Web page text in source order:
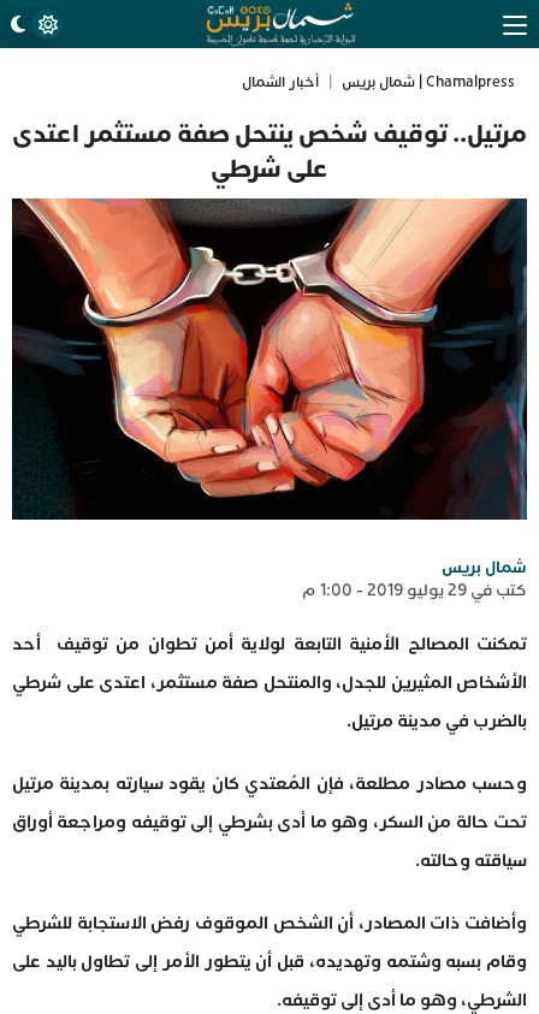
Chamalpress | شمال بريس أخبار الشمال
مرتيل.. توقيف شخص ينتحل صفة مستثمر اعتدى
على شرطي
شمال بريس
كتب في 29 يوليو 2019 - 1:00 م
تمكنت المصالح الأمنية التابعة لولاية أمن تطوان من توقيف أحد
الأشخاص المثيرين للجدل، والمنتحل صفة مستثمر، اعتدى على شرطي
بالضرب في مدينة مرتيل.
وحسب مصادر مطلعة، فإن المُعتدي كان يقود سيارته بمدينة مرتيل
تحت حالة من السكر، وهو ما أدى بشرطي إلى توقيفه ومراجعة أوراق
سياقته وحالته.
وأضافت ذات المصادر، أن الشخص الموقوف رفض الاستجابة للشرطي
وقام بسبه وشتمه وتهديده، قبل أن يتطور الأمر إلى تطاول باليد على
الشرطي، وهو ما أدى إلى توقيفه.